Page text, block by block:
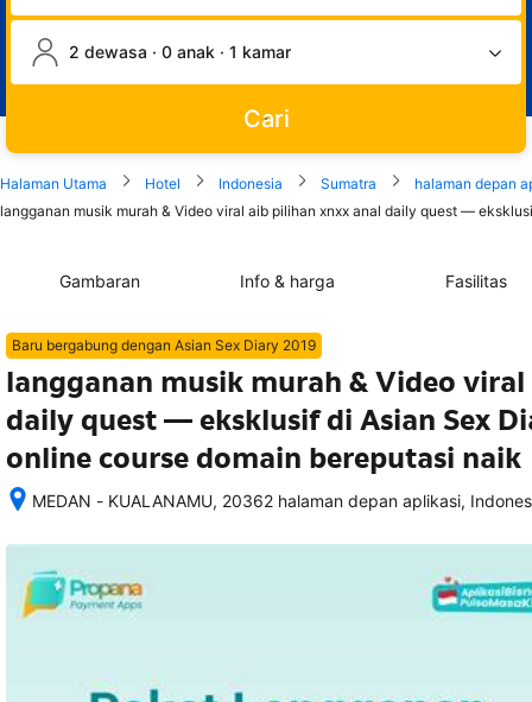
2 dewasa · 0 anak · 1 kamar
Cari
Halaman Utama Hotel Indonesia Sumatra
halaman depan
langganan musik murah & Video viral aib pilihan xnxx anal daily quest —
Gambaran Info & harga Fasilitas
Baru bergabung dengan Asian Sex Diary 2019
langganan musik murah & Video
daily quest — eksklusif di Asian Sex
online course domain bereputasi naik
MEDAN - KUALANAMU, 20362 halaman depan aplikasi,
memesan,
semua
rincian
akomodasi